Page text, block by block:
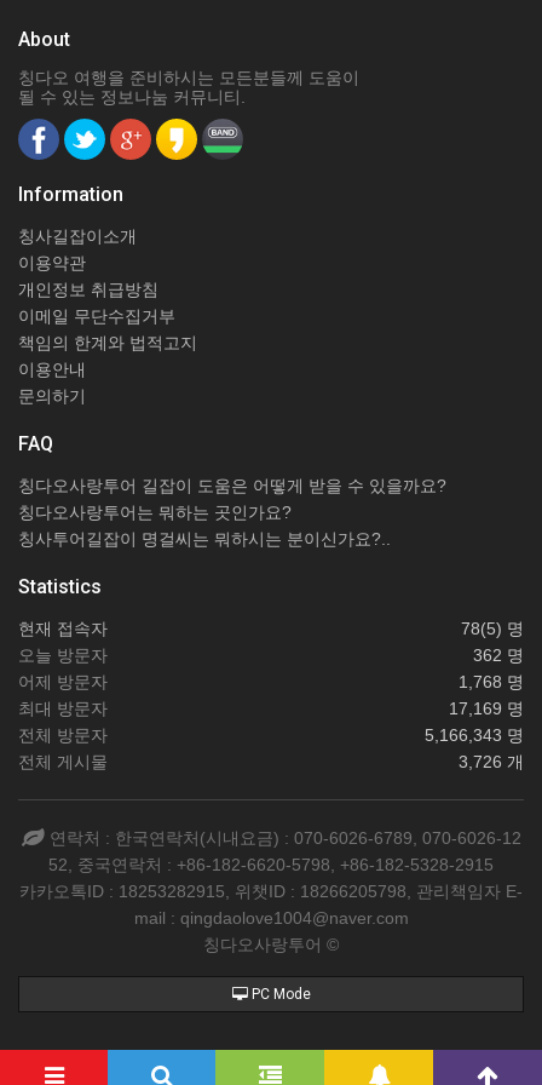
About
칭다오 여행을 준비하시는 모든분들께 도움이
될 수 있는 정보나눔 커뮤니티.
Information
칭사길잡이소개
이용약관
개인정보 취급방침
이메일 무단수집거부
책임의 한계와 법적고지
이용안내
문의하기
FAQ
칭다오사랑투어 길잡이 도움은 어떻게 받을 수 있을까요?
칭다오사랑투어는 뭐하는 곳인가요?
칭사투어길잡이 명걸씨는 뭐하시는 분이신가요?..
Statistics
현재 접속자
78(5) 명
오늘 방문자
362 명
어제 방문자
1,768 명
최대 방문자
17,169 명
전체 방문자
5,166,343 명
전체 게시물
3,726 개
연락처 : 한국연락처(시내요금) : 070-6026-6789, 070-6026-12
52, 중국연락처 : +86-182-6620-5798, +86-182-5328-2915
카카오톡ID : 18253282915, 위챗ID : 18266205798, 관리책임자 E-
mail : qingdaolove1004@naver.com
칭다오사랑투어 ©
PC Mode